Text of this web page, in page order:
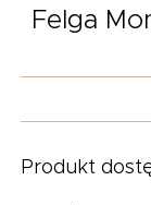
Felga
Produkt